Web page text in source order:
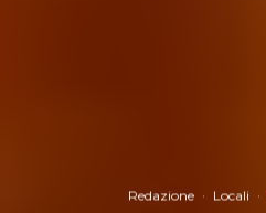
Redazione · Locali ·